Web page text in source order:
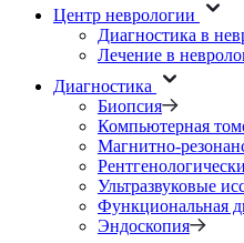
Центр неврологии
Диагностика в
Лечение в
Диагностика
Биопсия
Компьютерная
Магнитно-
Ультразвуковые
Функциональная
Эндоскопия